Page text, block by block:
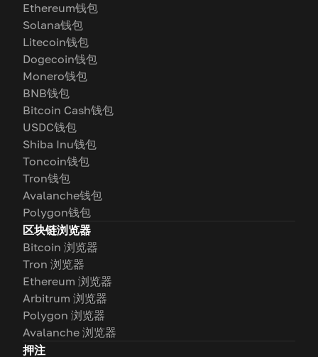
Ethereum钱包
Solana钱包
Litecoin钱包
Dogecoin钱包
Monero钱包
BNB钱包
Bitcoin Cash钱包
USDC钱包
Shiba Inu钱包
Toncoin钱包
Tron钱包
Avalanche钱包
Polygon钱包
区块链浏览器
Bitcoin 浏览器
Tron 浏览器
Ethereum 浏览器
Arbitrum 浏览器
Polygon 浏览器
Avalanche 浏览器
押注